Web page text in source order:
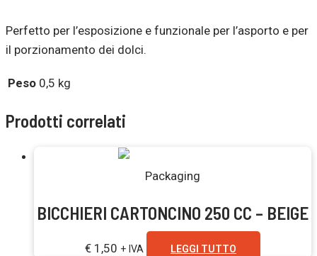
Perfetto per l’esposizione e funzionale per l’asporto e per
il porzionamento dei dolci.
Peso 0,5 kg
Prodotti correlati
Packaging
BICCHIERI CARTONCINO 250 CC – BEIGE
€ 1,50 + IVA LEGGI TUTTO